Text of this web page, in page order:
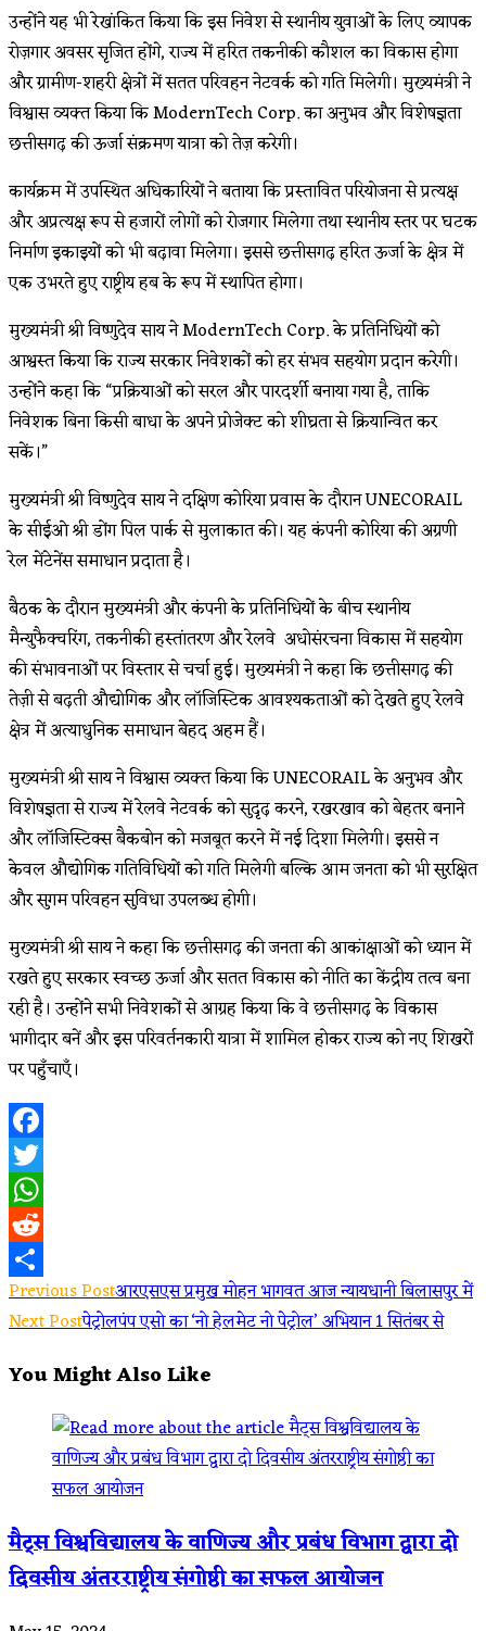
उन्होंने यह भी रेखांकित किया कि इस निवेश से स्थानीय युवाओं के लिए व्यापक
रोज़गार अवसर सृजित होंगे, राज्य में हरित तकनीकी कौशल का विकास होगा
और ग्रामीण-शहरी क्षेत्रों में सतत परिवहन नेटवर्क को गति मिलेगी। मुख्यमंत्री ने
विश्वास व्यक्त किया कि ModernTech Corp. का अनुभव और विशेषज्ञता
छत्तीसगढ़ की ऊर्जा संक्रमण यात्रा को तेज़ करेगी।
कार्यक्रम में उपस्थित अधिकारियों ने बताया कि प्रस्तावित परियोजना से प्रत्यक्ष
और अप्रत्यक्ष रूप से हजारों लोगों को रोजगार मिलेगा तथा स्थानीय स्तर पर घटक
निर्माण इकाइयों को भी बढ़ावा मिलेगा। इससे छत्तीसगढ़ हरित ऊर्जा के क्षेत्र में
एक उभरते हुए राष्ट्रीय हब के रूप में स्थापित होगा।
मुख्यमंत्री श्री विष्णुदेव साय ने ModernTech Corp. के प्रतिनिधियों को
आश्वस्त किया कि राज्य सरकार निवेशकों को हर संभव सहयोग प्रदान करेगी।
उन्होंने कहा कि “प्रक्रियाओं को सरल और पारदर्शी बनाया गया है, ताकि
निवेशक बिना किसी बाधा के अपने प्रोजेक्ट को शीघ्रता से क्रियान्वित कर
सकें।”
मुख्यमंत्री श्री विष्णुदेव साय ने दक्षिण कोरिया प्रवास के दौरान UNECORAIL
के सीईओ श्री डोंग पिल पार्क से मुलाकात की। यह कंपनी कोरिया की अग्रणी
रेल मेंटेनेंस समाधान प्रदाता है।
बैठक के दौरान मुख्यमंत्री और कंपनी के प्रतिनिधियों के बीच स्थानीय
मैन्युफैक्चरिंग, तकनीकी हस्तांतरण और रेलवे अधोसंरचना विकास में सहयोग
की संभावनाओं पर विस्तार से चर्चा हुई। मुख्यमंत्री ने कहा कि छत्तीसगढ़ की
तेज़ी से बढ़ती औद्योगिक और लॉजिस्टिक आवश्यकताओं को देखते हुए रेलवे
क्षेत्र में अत्याधुनिक समाधान बेहद अहम हैं।
मुख्यमंत्री श्री साय ने विश्वास व्यक्त किया कि UNECORAIL के अनुभव और
विशेषज्ञता से राज्य में रेलवे नेटवर्क को सुदृढ़ करने, रखरखाव को बेहतर बनाने
और लॉजिस्टिक्स बैकबोन को मजबूत करने में नई दिशा मिलेगी। इससे न
केवल औद्योगिक गतिविधियों को गति मिलेगी बल्कि आम जनता को भी सुरक्षित
और सुगम परिवहन सुविधा उपलब्ध होगी।
मुख्यमंत्री श्री साय ने कहा कि छत्तीसगढ़ की जनता की आकांक्षाओं को ध्यान में
रखते हुए सरकार स्वच्छ ऊर्जा और सतत विकास को नीति का केंद्रीय तत्व बना
रही है। उन्होंने सभी निवेशकों से आग्रह किया कि वे छत्तीसगढ़ के विकास
भागीदार बनें और इस परिवर्तनकारी यात्रा में शामिल होकर राज्य को नए शिखरों
पर पहुँचाएँ।
Facebook
Twitter
WhatsApp
Reddit
Share
Read
more
articles
Previous Postआरएसएस प्रमुख मोहन भागवत आज न्यायधानी बिलासपुर में
Next Postपेट्रोलपंप एसो का ‘नो हेलमेट नो पेट्रोल’ अभियान 1 सितंबर से
You Might Also Like
मैट्स विश्वविद्यालय के वाणिज्य और प्रबंध विभाग द्वारा दो
दिवसीय अंतरराष्ट्रीय संगोष्ठी का सफल आयोजन